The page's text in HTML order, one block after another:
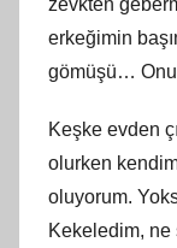
erkeğimin
gömüşü…
Keşke evden
olurken
oluyorum.
Kekeledim,